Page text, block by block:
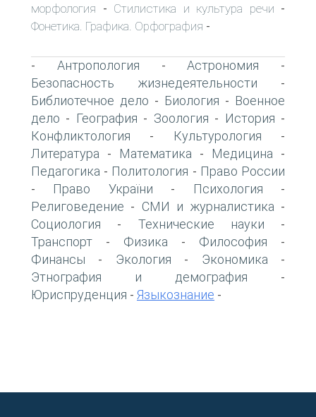
морфология - Стилистика и культура речи -
Фонетика. Графика. Орфография -
- Антропология -Астрономия -
Безопасность жизнедеятельности -
Библиотечное дело - Биология - Военное
дело - География - Зоология - История -
Конфликтология - Культурология -
Литература - Математика - Медицина -
Педагогика - Политология - Право России
- Право України - Психология -
Религоведение - СМИ и журналистика -
Социология - Технические науки -
Транспорт - Физика - Философия -
Финансы - Экология - Экономика -
Этнография и демография -
Юриспруденция - Языкознание -